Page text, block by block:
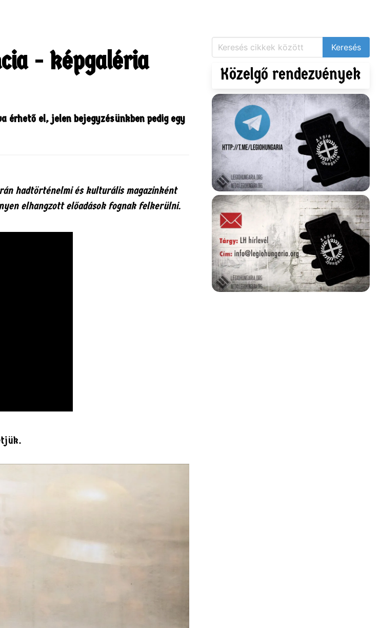
- képgaléria
el, jelen bejegyzésünkben pedig egy
hadtörténelmi és kulturális magazinként
elhangzott előadások fognak felkerülni.
Közelgő rendezvények